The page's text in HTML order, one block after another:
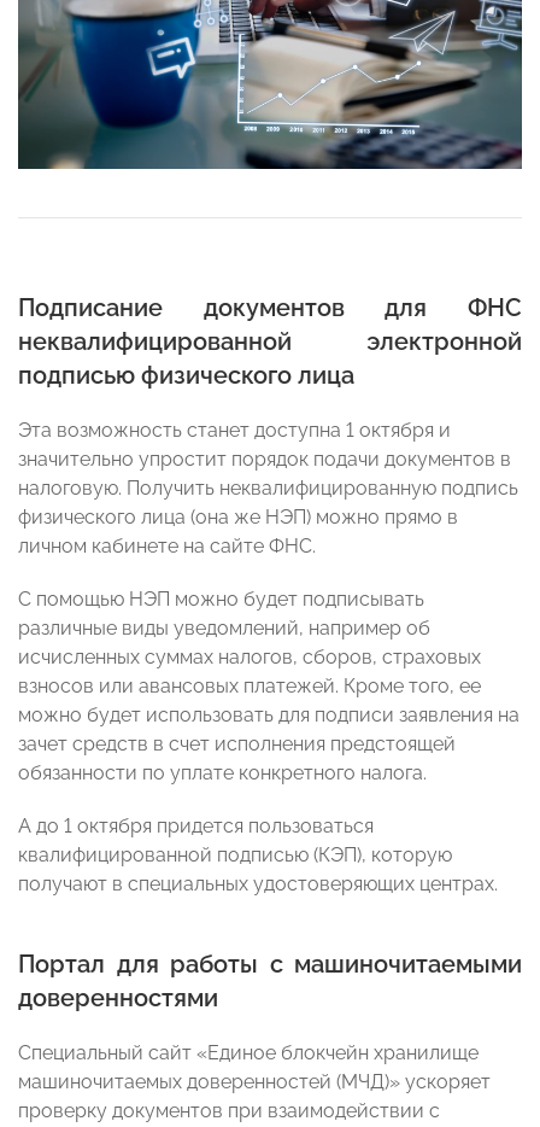
Подписание документов для ФНС
неквалифицированной электронной
подписью физического лица
Эта возможность станет доступна 1 октября и
значительно упростит порядок подачи документов в
налоговую. Получить неквалифицированную подпись
физического лица (она же НЭП) можно прямо в
личном кабинете на сайте ФНС.
С помощью НЭП можно будет подписывать
различные виды уведомлений, например об
исчисленных суммах налогов, сборов, страховых
взносов или авансовых платежей. Кроме того, ее
можно будет использовать для подписи заявления на
зачет средств в счет исполнения предстоящей
обязанности по уплате конкретного налога.
А до 1 октября придется пользоваться
квалифицированной подписью (КЭП), которую
получают в специальных удостоверяющих центрах.
Портал для работы с машиночитаемыми
доверенностями
Специальный сайт «Единое блокчейн хранилище
машиночитаемых доверенностей (МЧД)» ускоряет
проверку документов при взаимодействии с